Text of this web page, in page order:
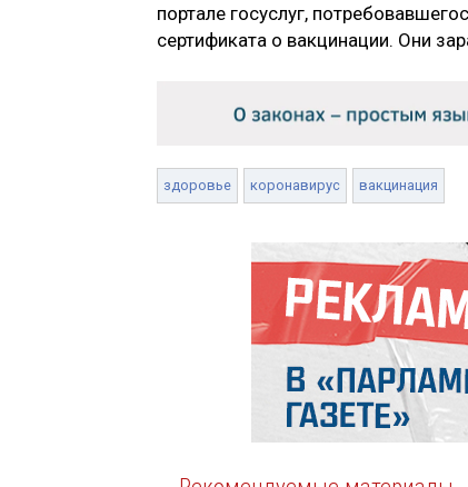
портале госуслуг,
сертификата о вакцинации. Они
здоровье коронавирус вакцинация